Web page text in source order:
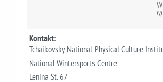
Kontakt:
Tchaikovsky National Physical Culture
National Wintersports Centre
Lenina St. 67